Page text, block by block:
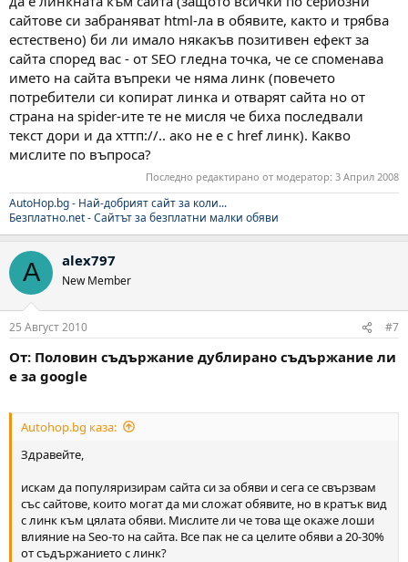
сайтове си забраняват html-ла в обявите, както и трябва
естествено) би ли имало някакъв позитивен ефект за
сайта според вас - от SEO гледна точка, че се споменава
името на сайта въпреки че няма линк (повечето
потребители си копират линка и отварят сайта но от
страна на spider-ите те не мисля че биха последвали
текст дори и да хттп://.. ако не е с href линк). Какво
мислите по въпроса?
Последно редактирано от модератор: 3 Април 2008
AutoHop.bg - Най-добрият сайт за коли...
Безплатно.net - Сайтът за безплатни малки обяви
A alex797
New Member
25 Август 2010 #7
От: Половин съдържание дублирано съдържание ли
е за google
Autohop.bg каза:
Здравейте,
искам да популяризирам сайта си за обяви и сега се свързвам
със сайтове, които могат да ми сложат обявите, но в кратък вид
с линк към цялата обяви. Мислите ли че това ще окаже лоши
влияние на Seo-то на сайта. Все пак не са целите обяви а 20-30%
от съдържанието с линк?